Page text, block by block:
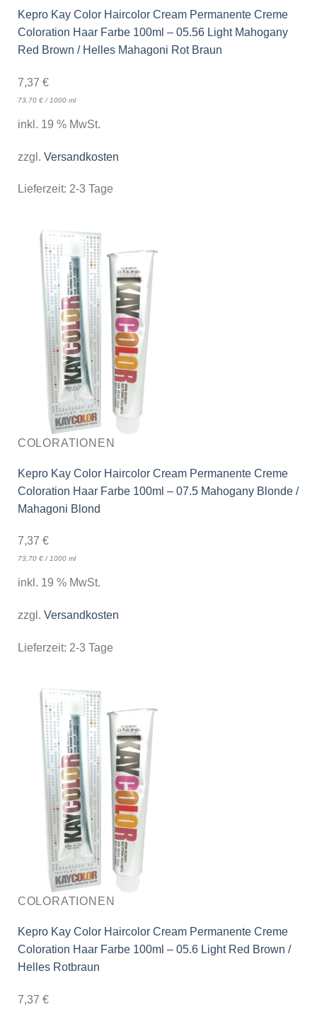
Kepro Kay Color Haircolor Cream Permanente Creme
Coloration Haar Farbe 100ml – 05.56 Light Mahogany
Red Brown / Helles Mahagoni Rot Braun
7,37 €
73,70 €/ 1000 ml
inkl. 19 % MwSt.
zzgl. Versandkosten
Lieferzeit: 2-3 Tage
COLORATIONEN
Kepro Kay Color Haircolor Cream Permanente Creme
Coloration Haar Farbe 100ml – 07.5 Mahogany Blonde /
Mahagoni Blond
7,37 €
73,70 €/1000 ml
inkl. 19 % MwSt.
zzgl. Versandkosten
Lieferzeit: 2-3 Tage
COLORATIONEN
Kepro Kay Color Haircolor Cream Permanente Creme
Coloration Haar Farbe 100ml – 05.6 Light Red Brown /
Helles Rotbraun
7,37 €